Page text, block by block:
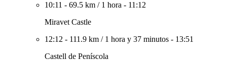
10:11 - 69.5 km / 1 hora - 11:12
Miravet Castle
12:12 - 111.9 km / 1 hora y 37 minutos - 13:51
Castell de Peníscola